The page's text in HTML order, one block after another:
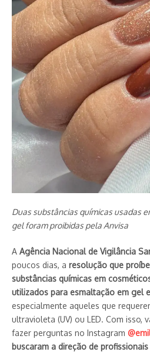
Duas substâncias químicas usadas
gel foram proibidas pela Anvisa
A Agência Nacional de Vigilância
poucos dias, a resolução que
substâncias químicas em
utilizados para esmaltação em gel
especialmente aqueles que
ultravioleta (UV) ou LED. Com isso,
fazer perguntas no Instagram
buscaram a direção de